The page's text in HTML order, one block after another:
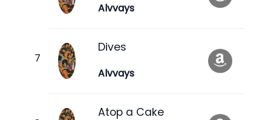
Alvvays
Dives
Alvvays
Atop a Cake